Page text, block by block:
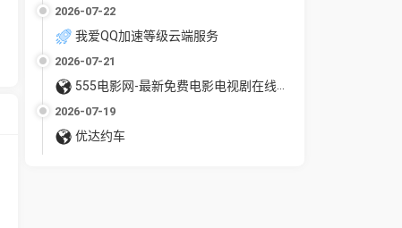
2026-07-22
我爱QQ加速等级云端服务
2026-07-21
555电影网-最新免费电影电视剧在线观看
2026-07-19
优达约车